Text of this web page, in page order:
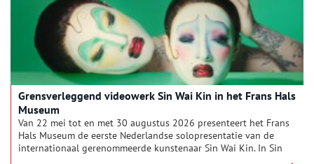
Grensverleggend videowerk Sin Wai Kin in het Frans Hals
Museum
Van 22 mei tot en met 30 augustus 2026 presenteert het Frans
Hals Museum de eerste Nederlandse solopresentatie van de
internationaal gerenommeerde kunstenaar Sin Wai Kin. In Sin